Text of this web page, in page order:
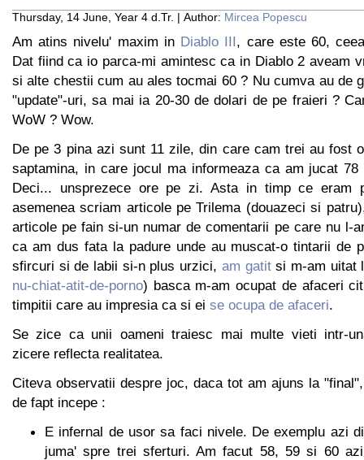
Thursday, 14 June, Year 4 d.Tr. | Author: Mircea Popescu
Am atins nivelu' maxim in Diablo III, care este 60,
Dat fiind ca io parca-mi amintesc ca in Diablo 2 aveam
si alte chestii cum au ales tocmai 60 ? Nu cumva au de
"update"-uri, sa mai ia 20-30 de dolari de pe fraieri ?
WoW ? Wow.
De pe 3 pina azi sunt 11 zile, din care cam trei au fost
saptamina, in care jocul ma informeaza ca am jucat
Deci... unsprezece ore pe zi. Asta in timp ce eram
asemenea scriam articole pe Trilema (douazeci si
articole pe fain si-un numar de comentarii pe care nu l-
ca am dus fata la padure unde au muscat-o tintarii de
sfircuri si de labii si-n plus urzici, am gatitsi m-am uitat
nu-chiat-atit-de-porno) basca m-am ocupat de afaceri
timpitii care au impresia ca si ei se ocupa de afaceri.
Se zice ca unii oameni traiesc mai multe vieti intr-
zicere reflecta realitatea.
Citeva observatii despre joc, daca tot am ajuns la
de fapt incepe :
E infernal de usor sa faci nivele. De exemplu azi
juma' spre trei sferturi. Am facut 58, 59 si 60